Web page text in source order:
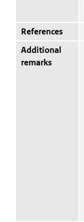
References
Additional
remarks